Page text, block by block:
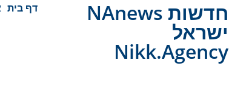
NAnews חדשות
ישראל
Nikk.Agency
דף בית